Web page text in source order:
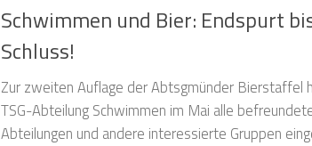
Schwimmen und Bier: Endspurt
Schluss!
Zur zweiten Auflage der Abtsgmünder Bierstaffel
TSG-Abteilung Schwimmen im Mai alle
Abteilungen und andere interessierte Gruppen